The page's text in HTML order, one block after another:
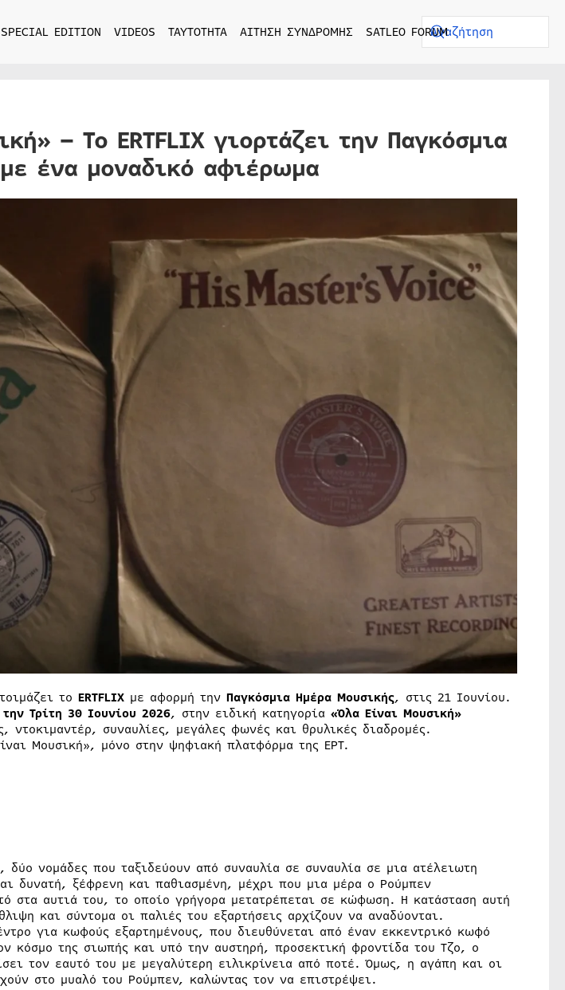
SPECIAL EDITION VIDEOS ΤΑΥΤΟΤΗΤΑ ΑΙΤΗΣΗ ΣΥΝΔΡΟΜΗΣ SATLEO FORUM
– Το ERTFLIX γιορτάζει την Παγκόσμια
ένα μοναδικό αφιέρωμα
το ERTFLIXμε αφορμή την Παγκόσμια Ημέρα Μουσικής, στις 21 Ιουνίου.
Τρίτη 30 Ιουνίου 2026, στην ειδική κατηγορία «Όλα Είναι Μουσική»
ντοκιμαντέρ, συναυλίες, μεγάλες φωνές και θρυλικές διαδρομές.
Μουσική», μόνο στην ψηφιακή πλατφόρμα της ΕΡΤ.
νομάδες που ταξιδεύουν από συναυλία σε συναυλία σε μια ατέλειωτη
δυνατή, ξέφρενη και παθιασμένη, μέχρι που μια μέρα ο Ρούμπεν
στα αυτιά του, το οποίο γρήγορα μετατρέπεται σε κώφωση. Η κατάσταση αυτή
και σύντομα οι παλιές του εξαρτήσεις αρχίζουν να αναδύονται.
για κωφούς εξαρτημένους, που διευθύνεται από έναν εκκεντρικό κωφό
κόσμο της σιωπής και υπό την αυστηρή, προσεκτική φροντίδα του Τζο, ο
τον εαυτό του με μεγαλύτερη ειλικρίνεια από ποτέ. Όμως, η αγάπη και οι
στο μυαλό του Ρούμπεν, καλώντας τον να επιστρέψει.